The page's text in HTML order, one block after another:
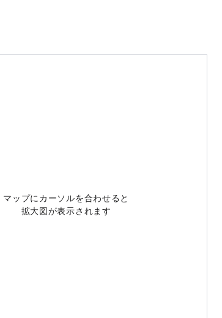
マップにカーソルを合わせると
拡大図が表示されます